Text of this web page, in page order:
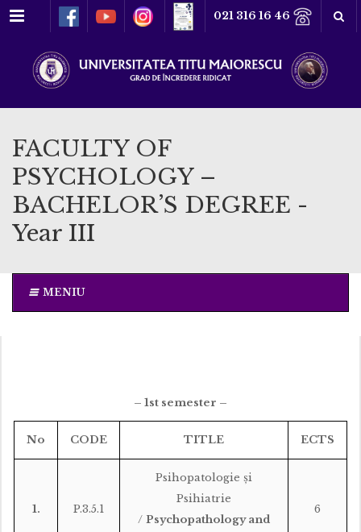
Meniu 021 316 16 46
FACULTY OF
PSYCHOLOGY –
BACHELOR’S DEGREE -
Year III
MENIU
– 1st semester –
No CODE TITLE ECTS
1. P.3.5.1
Psihopatologie şi
Psihiatrie
/ Psychopathology and
6